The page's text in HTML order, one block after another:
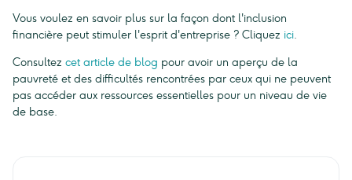
Vous voulez en savoir plus sur la façon dont l'inclusion
financière peut stimuler l'esprit d'entreprise ? Cliquez ici.
Consultez cet article de blog pour avoir un aperçu de la
pauvreté et des difficultés rencontrées par ceux qui ne peuvent
pas accéder aux ressources essentielles pour un niveau de vie
de base.